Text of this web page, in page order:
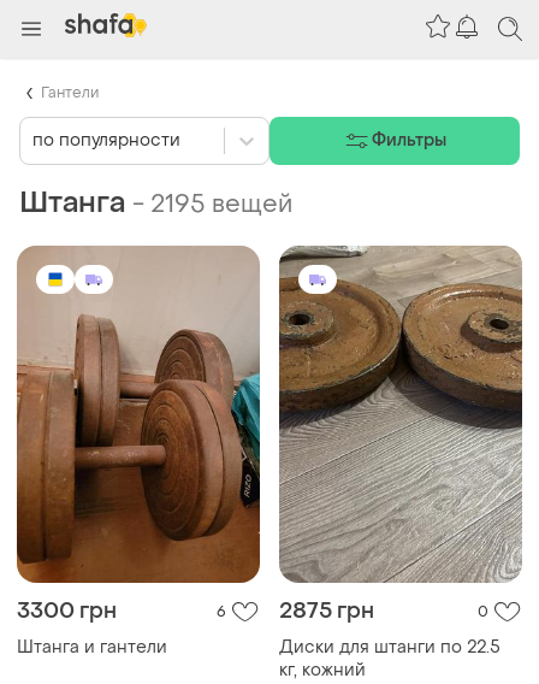
Штанга - 2195 вещей
3300 грн 6
Штанга и гантели
2875 грн 0
Диски для штанги по 22.5
кг, кожний
по популярности Фильтры
Гантели